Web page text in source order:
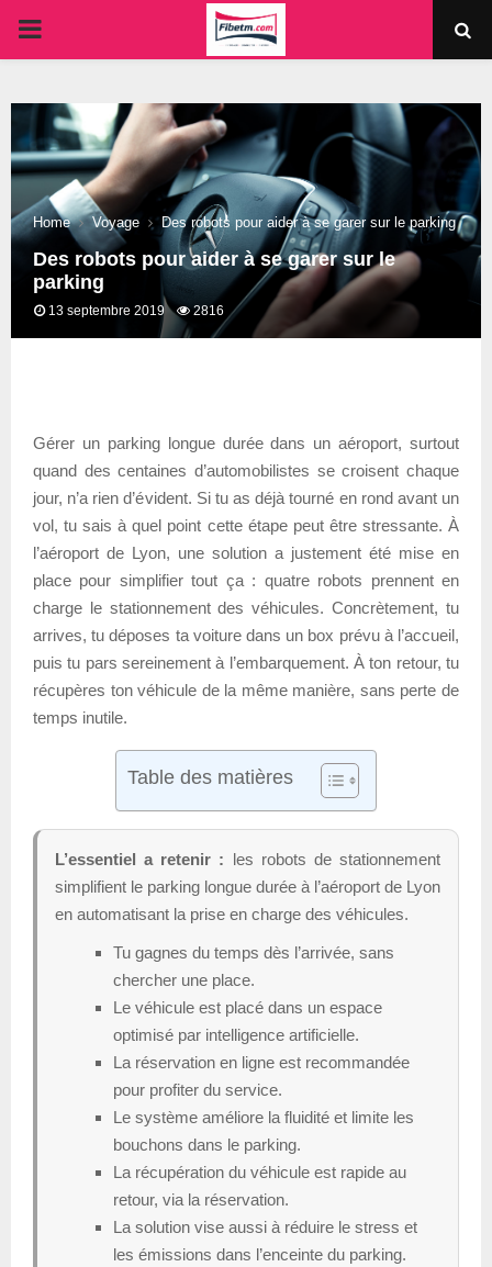
PRIMARY
Home Voyage Des robots pour aider à se garer sur le parking
Des robots pour aider à se garer sur le
parking
13 septembre 2019 2816
Gérer un parking longue durée dans un aéroport, surtout
quand des centaines d’automobilistes se croisent chaque
jour, n’a rien d’évident. Si tu as déjà tourné en rond avant un
vol, tu sais à quel point cette étape peut être stressante. À
l’aéroport de Lyon, une solution a justement été mise en
place pour simplifier tout ça : quatre robots prennent en
charge le stationnement des véhicules. Concrètement, tu
arrives, tu déposes ta voiture dans un box prévu à l’accueil,
puis tu pars sereinement à l’embarquement. À ton retour, tu
récupères ton véhicule de la même manière, sans perte de
temps inutile.
Table des matières
L’essentiel a retenir : les robots de stationnement
simplifient le parking longue durée à l’aéroport de Lyon
en automatisant la prise en charge des véhicules.
Tu gagnes du temps dès l’arrivée, sans
chercher une place.
Le véhicule est placé dans un espace
optimisé par intelligence artificielle.
La réservation en ligne est recommandée
pour profiter du service.
Le système améliore la fluidité et limite les
bouchons dans le parking.
La récupération du véhicule est rapide au
retour, via la réservation.
La solution vise aussi à réduire le stress et
les émissions dans l’enceinte du parking.